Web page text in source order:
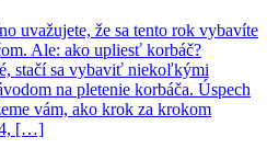
uvažujete, že sa tento rok vybavíte
Ale: ako upliesť korbáč?
stačí sa vybaviť niekoľkými
na pletenie korbáča. Úspech
vám, ako krok za krokom
4, […]